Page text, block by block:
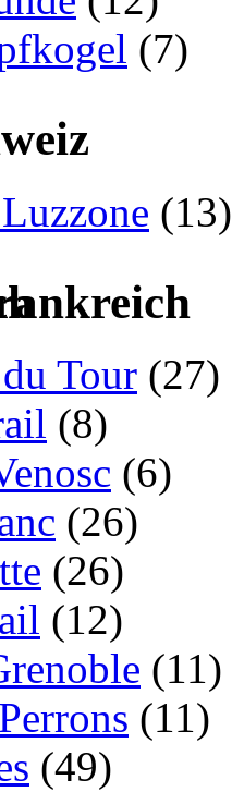
(7)
(13)
Tour (27)
(8)
(6)
(26)
(26)
(12)
(11)
(11)
(49)